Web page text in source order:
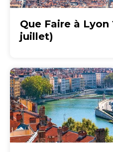
Que Faire à Lyon
juillet)